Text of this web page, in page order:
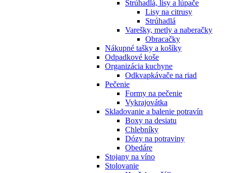
Strúhadlá, lisy a lúpače
Lisy na citrusy
Strúhadlá
Varešky, metly a naberačky
Obracačky
Nákupné tašky a košíky
Odpadkové koše
Organizácia kuchyne
Odkvapkávače na riad
Pečenie
Formy na pečenie
Vykrajovátka
Skladovanie a balenie potravín
Boxy na desiatu
Chlebníky
Dózy na potraviny
Obedáre
Stojany na víno
Stolovanie